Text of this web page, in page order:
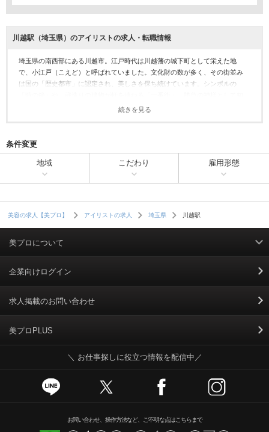
ティブあり◎
川越駅（埼玉県）のアイリストの求人・転職情報
埼玉県の南西部にある川越市。江戸時代は川越藩の城下町として栄えた地
で、小江戸（こえど）と呼ばれていました。文化財の数が多く、その街並み
は国の「歴史都市」に認定され、美しさを保ち続けています。シンボルの
られる「川越八幡宮」など、古き良き情緒を感じようと年間約600万人以上の
風土を感じられる機会が多くありますよ。川越市のアイリスト求人は、川越
駅近辺に点在しているようです。駅近くなので、通勤に支障がありません。
業界全体を通して、女性が長く働けるような制度が整えられているので、長
く働きたい方にオススメ。
続きを見る
条件変更
地域 こだわり 雇用形態
美容の求人【美プロ】 アイリストの求人 埼玉県 川越駅
美プロについて
利用規約
掲載規約
個人情報保護ポリシー
個人情報のお取り扱いについて
Cookieポリシー
企業向けログイン
求人掲載のお問い合わせ
美プロPLUS
＼ お仕事探しに役立つ情報を配信中／
お問い合わせ、操作方法など、ご不明な点はこちらまで